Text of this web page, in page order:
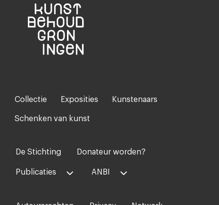
Footer-
menu
Collectie Exposities Kunstenaars
Schenken van kunst
Voet
midden
De Stichting Donateur worden?
Publicaties ANBI